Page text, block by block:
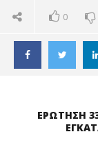
0
ΕΡΩΤΗΣΗ